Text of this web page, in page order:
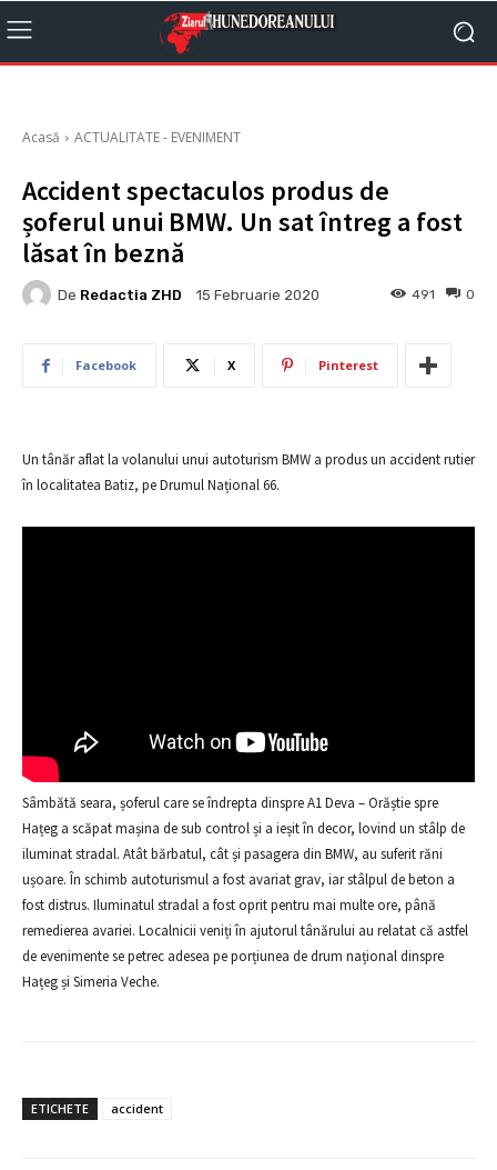
Acasă ACTUALITATE - EVENIMENT
Accident spectaculos produs de
șoferul unui BMW. Un sat întreg a fost
lăsat în beznă
De Redactia ZHD 15 Februarie 2020 0
491
Facebook X Pinterest
Un tânăr aflat la volanului unui autoturism BMW a produs un accident rutier
în localitatea Batiz, pe Drumul Național 66.
Sâmbătă seara, șoferul care se îndrepta dinspre A1 Deva – Orăștie spre
Hațeg a scăpat mașina de sub control și a ieșit în decor, lovind un stâlp de
iluminat stradal. Atât bărbatul, cât și pasagera din BMW, au suferit răni
ușoare. În schimb autoturismul a fost avariat grav, iar stâlpul de beton a
fost distrus. Iluminatul stradal a fost oprit pentru mai multe ore, până
remedierea avariei. Localnicii veniți în ajutorul tânărului au relatat că astfel
de evenimente se petrec adesea pe porțiunea de drum național dinspre
Hațeg și Simeria Veche.
ETICHETE accident